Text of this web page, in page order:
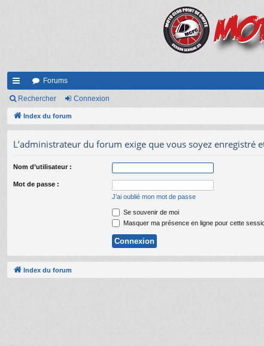
cc
ès
de
Forums
Rechercher Connexion
Index du forum
L’administrateur du forum exige que vous soyez enregistré
Nom d’utilisateur :
Mot de passe :
J’ai oublié mon mot de passe
Se souvenir de moi
Masquer ma présence en ligne pour cette
Index du forum